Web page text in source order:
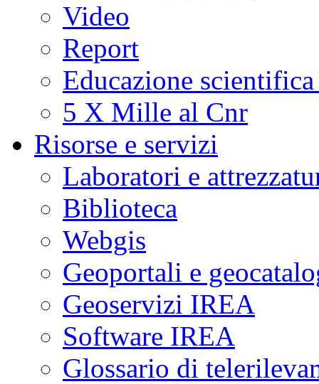
Video
Report
Educazione
5 X Mille al Cnr
Risorse e servizi
Laboratori e
Biblioteca
Webgis
Geoportali e
Geoservizi IREA
Software IREA
Glossario di